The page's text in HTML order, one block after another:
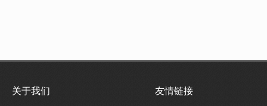
关于我们 友情链接